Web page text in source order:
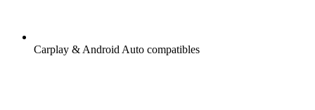
Carplay & Android Auto compatibles